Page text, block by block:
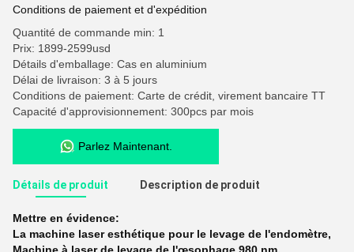
Conditions de paiement et d'expédition
Quantité de commande min: 1
Prix: 1899-2599usd
Détails d'emballage: Cas en aluminium
Délai de livraison: 3 à 5 jours
Conditions de paiement: Carte de crédit, virement bancaire TT
Capacité d'approvisionnement: 300pcs par mois
Parlez Maintenant.
Détails de produit Description de produit
Mettre en évidence:
La machine laser esthétique pour le levage de l'endomètre,